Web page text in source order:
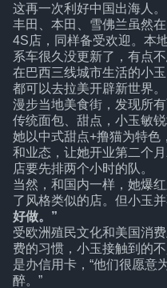
这再一次利好中国出海人。
丰田、本田、雪佛兰虽然
4S店，同样备受欢迎。本
系车很久没更新了，有点
在巴西三线城市生活的小
都可以去拉美开辟新世界。
漫步当地美食街，发现所
传统面包、甜点，小玉敏
她以中式甜点+撸猫为特色
和业态，让她开业第二个
店要先排两个小时的队。
当然，和国内一样，她爆
了风格类似的店。但小玉并
好做。”
受欧洲殖民文化和美国消
费的习惯，小玉接触到的
是办信用卡，“他们很愿意
醉。”